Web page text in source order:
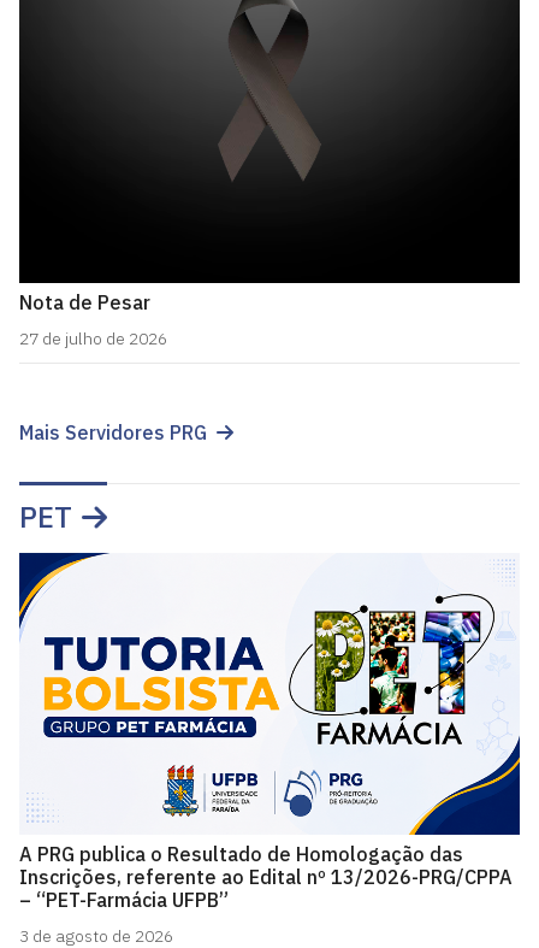
Nota de Pesar
27 de julho de 2026
Mais Servidores PRG
PET
A PRG publica o Resultado de Homologação das
Inscrições, referente ao Edital nº 13/2026-PRG/CPPA
– “PET-Farmácia UFPB”
3 de agosto de 2026